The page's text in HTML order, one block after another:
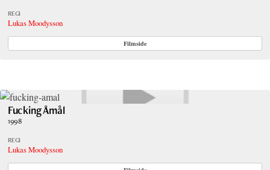
REGI
Lukas Moodysson
Filmside
Fucking Åmål
1998
REGI
Lukas Moodysson